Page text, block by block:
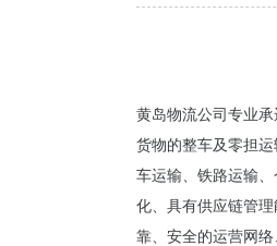
黄岛物流公司专业
货物的整车及零担
车运输、铁路运输
化、具有供应链管
靠、安全的运营网